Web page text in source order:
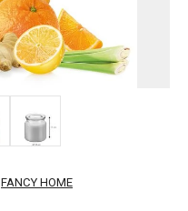
FANCY HOME